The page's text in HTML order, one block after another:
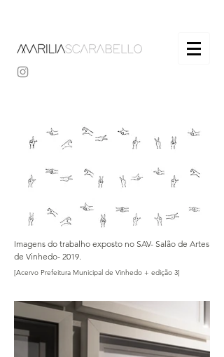
Imagens do trabalho exposto no SAV- Salão de Artes
de Vinhedo- 2019.
[Acervo Prefeitura Municipal de Vinhedo + edição 3]